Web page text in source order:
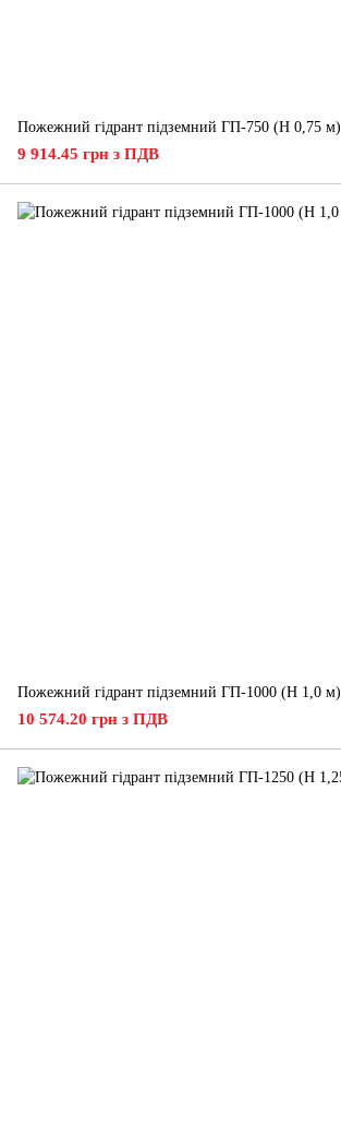
Пожежний гідрант підземний ГП-750 (H 0,75 м)
9 914.45 грн з ПДВ
Пожежний гідрант підземний ГП-1000 (H 1,0 м)
10 574.20 грн з ПДВ